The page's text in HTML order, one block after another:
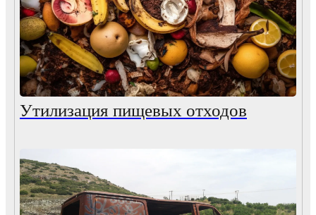
Утилизация пищевых отходов